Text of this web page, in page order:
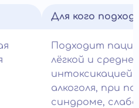
Для кого
Подходит
лёгкой и
интоксикацией
алкоголя, при
синдроме,